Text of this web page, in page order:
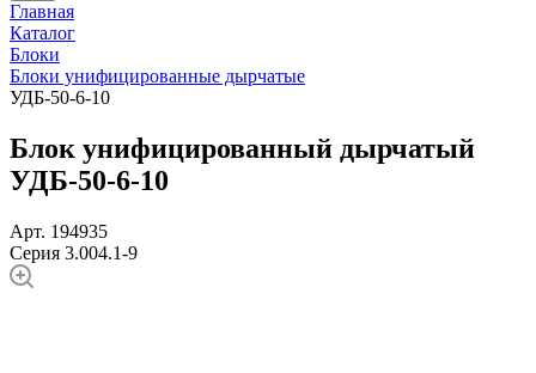
Главная
Каталог
Блоки
Блоки унифицированные дырчатые
УДБ-50-6-10
Блок унифицированный дырчатый
УДБ-50-6-10
Арт. 194935
Серия 3.004.1-9